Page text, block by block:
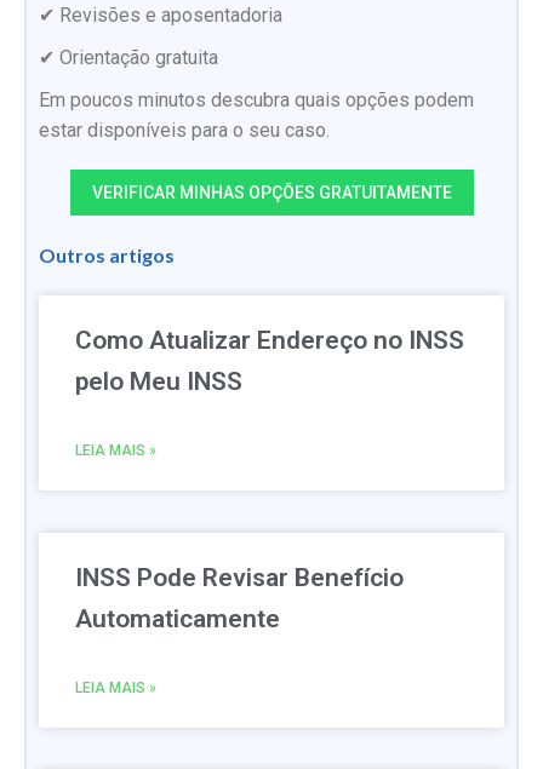
✔ Revisões e aposentadoria
✔ Orientação gratuita
Em poucos minutos descubra quais opções podem
estar disponíveis para o seu caso.
VERIFICAR MINHAS OPÇÕES GRATUITAMENTE
Outros artigos
Como Atualizar Endereço no INSS
pelo Meu INSS
LEIA MAIS »
INSS Pode Revisar Benefício
Automaticamente
LEIA MAIS »